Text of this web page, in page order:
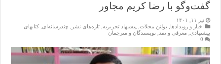
گفت‌و‌گو با رضا کریم مجاور
تیر ۱۱, ۱۴۰۱
اخبار و رویدادها
بولتن مجلات پیشنهاد تحریریه ,تازەهای نشر چندرسانه‌ای ,کتابهای
پیشنهادی
معرفی و نقد
نویسندگان و مترجمان
0